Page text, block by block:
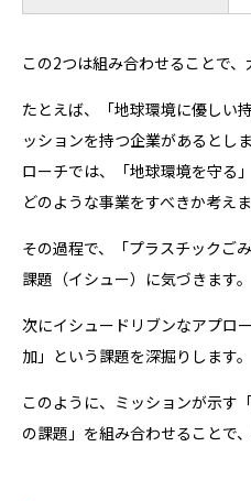
この2つは組み合わせることで、
たとえば、「地球環境に優しい
ッションを持つ企業があるとし
ローチでは、「地球環境を守る
どのような事業をすべきか考えま
その過程で、「プラスチックご
課題（イシュー）に気づきます。
次にイシュードリブンなアプロ
加」という課題を深掘りします。
このように、ミッションが示す
の課題」を組み合わせることで